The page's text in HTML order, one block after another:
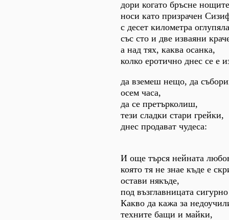
дори когато бръсне
носи като призрачен
с десет километра
със сто и две изваяни
а над тях, каква осанка,
колко еротично днес се е
да вземеш нещо, да
осем часа,
да се претърколиш,
тези сладки стари грейки,
днес продават чудеса:
И още търся нейната
която тя не знае къде е
остави някъде,
под възглавницата
Какво да кажа за
техните бащи и майки,